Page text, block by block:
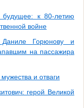
к 80-летию
войне
Горюнову и
на пассажира
и отваги
герой Великой